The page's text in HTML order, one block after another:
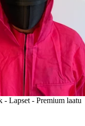
- Lapset - Premium laatu